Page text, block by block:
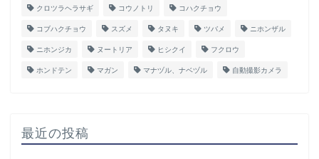
クロツラヘラサギ コウノトリ コハクチョウ
コブハクチョウ スズメ タヌキ ツバメ ニホンザル
ニホンジカ ヌートリア ヒシクイ フクロウ
ホンドテン マガン マナヅル、ナベヅル 自動撮影カメラ
最近の投稿